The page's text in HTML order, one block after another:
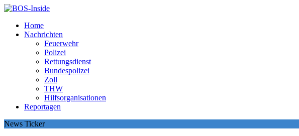
Home
Nachrichten
Feuerwehr
Polizei
Rettungsdienst
Bundespolizei
Zoll
THW
Hilfsorganisationen
Reportagen
News Ticker